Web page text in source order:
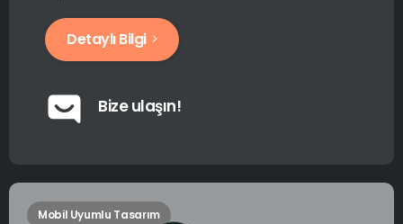
Detaylı Bilgi
Bize ulaşın!
Mobil Uyumlu Tasarım